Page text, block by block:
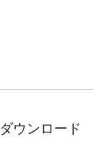
ダウンロード